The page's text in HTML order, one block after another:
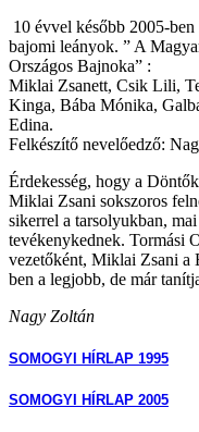
10 évvel később 2005-
bajomi leányok. ” A
Országos Bajnoka” :
Miklai Zsanett, Csik Lili,
Kinga, Bába Mónika,
Edina.
Felkészítő nevelőedző:
Érdekesség, hogy a
Miklai Zsani sokszoros
sikerrel a tarsolyukban,
tevékenykednek. Tormási
vezetőként, Miklai Zsani a
ben a legjobb, de már
Nagy Zoltán
SOMOGYI HÍRLAP 1995
SOMOGYI HÍRLAP 2005